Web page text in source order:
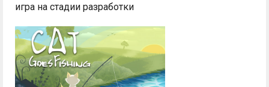
игра на стадии разработки